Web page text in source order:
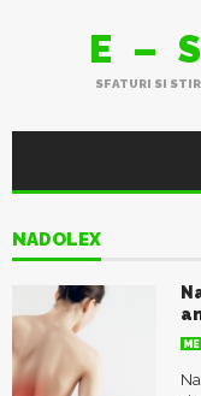
E –
SFATURI SI
NADOLEX